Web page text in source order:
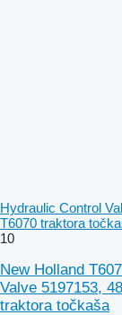
Hydraulic Control
T6070 traktora
10
New Holland
Valve 5197153,
traktora točkaša